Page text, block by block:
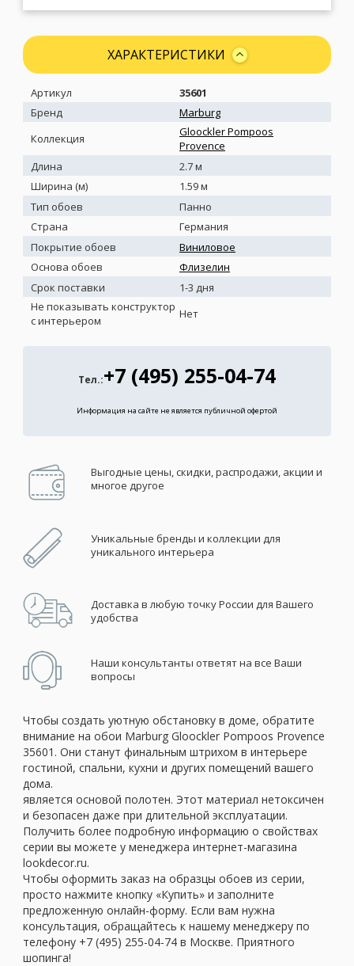
ХАРАКТЕРИСТИКИ
Артикул
35601
Бренд
Marburg
Коллекция
Gloockler Pompoos
Provence
Длина
2.7 м
Ширина (м)
1.59 м
Тип обоев
Панно
Страна
Германия
Покрытие обоев
Виниловое
Основа обоев
Флизелин
Срок поставки
1-3 дня
Не показывать конструктор
с интерьером
Нет
Тел.:+7 (495) 255-04-74
Информация на сайте не является публичной офертой
Выгодные цены, скидки, распродажи, акции и
многое другое
Уникальные бренды и коллекции для
уникального интерьера
Доставка в любую точку России для Вашего
удобства
Наши консультанты ответят на все Ваши
вопросы
Чтобы создать уютную обстановку в доме, обратите
внимание на обои Marburg Gloockler Pompoos Provence
35601. Они станут финальным штрихом в интерьере
гостиной, спальни, кухни и других помещений вашего
дома.
является основой полотен. Этот материал нетоксичен
и безопасен даже при длительной эксплуатации.
Получить более подробную информацию о свойствах
серии вы можете у менеджера интернет-магазина
lookdecor.ru.
Чтобы оформить заказ на образцы обоев из серии,
просто нажмите кнопку «Купить» и заполните
предложенную онлайн-форму. Если вам нужна
консультация, обращайтесь к нашему менеджеру по
телефону +7 (495) 255-04-74 в Москве. Приятного
шопинга!